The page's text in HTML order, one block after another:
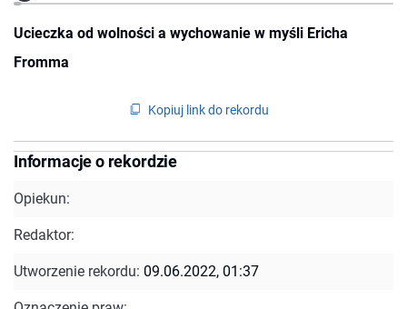
Ucieczka od wolności a wychowanie w myśli Ericha
Fromma
Kopiuj link do rekordu
Informacje o rekordzie
Opiekun:
Redaktor:
Utworzenie rekordu: 09.06.2022, 01:37